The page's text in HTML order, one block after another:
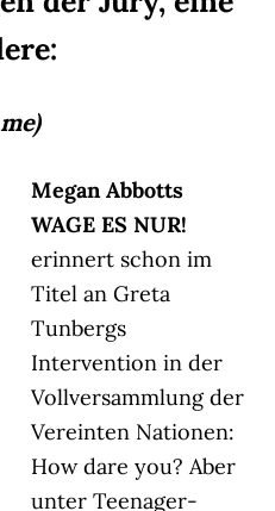
Megan Abbotts
WAGE ES NUR!
erinnert schon im
Titel an Greta
Tunbergs
Intervention in der
Vollversammlung der
Vereinten Nationen:
How dare you? Aber
unter Teenager-